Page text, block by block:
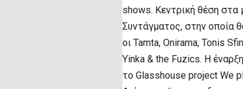
shows. Κεντρική θέση στα
Συντάγματος, στην οποία
οι Tamta, Onirama, Tonis
Yinka & the Fuzics. Η
το Glasshouse project We